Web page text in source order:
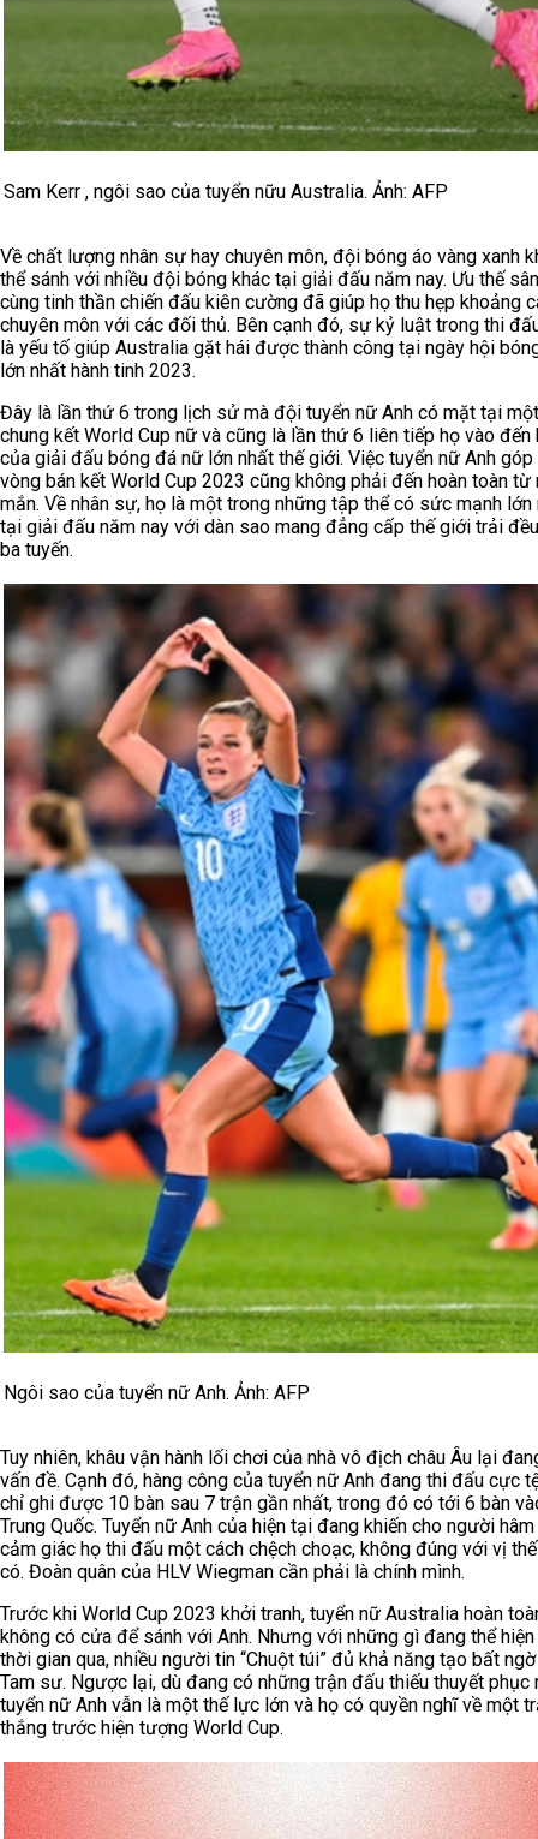
Sam Kerr , ngôi sao của tuyển nữu Australia. Ảnh: AFP
Về chất lượng nhân sự hay chuyên môn, đội bóng áo vàng xanh
thể sánh với nhiều đội bóng khác tại giải đấu năm nay. Ưu thế
cùng tinh thần chiến đấu kiên cường đã giúp họ thu hẹp khoảng
chuyên môn với các đối thủ. Bên cạnh đó, sự kỷ luật trong thi
là yếu tố giúp Australia gặt hái được thành công tại ngày hội
lớn nhất hành tinh 2023.
Đây là lần thứ 6 trong lịch sử mà đội tuyển nữ Anh có mặt tại
chung kết World Cup nữ và cũng là lần thứ 6 liên tiếp họ vào đến
của giải đấu bóng đá nữ lớn nhất thế giới. Việc tuyển nữ Anh
vòng bán kết World Cup 2023 cũng không phải đến hoàn toàn từ
mắn. Về nhân sự, họ là một trong những tập thể có sức mạnh lớn
tại giải đấu năm nay với dàn sao mang đẳng cấp thế giới trải
ba tuyến.
Ngôi sao của tuyển nữ Anh. Ảnh: AFP
Tuy nhiên, khâu vận hành lối chơi của nhà vô địch châu Âu lại
vấn đề. Cạnh đó, hàng công của tuyển nữ Anh đang thi đấu cực
chỉ ghi được 10 bàn sau 7 trận gần nhất, trong đó có tới 6 bàn
Trung Quốc. Tuyển nữ Anh của hiện tại đang khiến cho người
cảm giác họ thi đấu một cách chệch choạc, không đúng với vị
có. Đoàn quân của HLV Wiegman cần phải là chính mình.
Trước khi World Cup 2023 khởi tranh, tuyển nữ Australia hoàn
không có cửa để sánh với Anh. Nhưng với những gì đang thể
thời gian qua, nhiều người tin “Chuột túi” đủ khả năng tạo bất
Tam sư. Ngược lại, dù đang có những trận đấu thiếu thuyết phục
tuyển nữ Anh vẫn là một thế lực lớn và họ có quyền nghĩ về một
thắng trước hiện tượng World Cup.